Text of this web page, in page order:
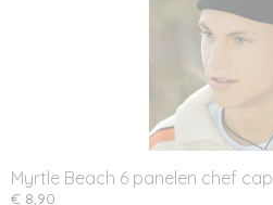
Myrtle Beach 6 panelen chef cap
€ 8,90